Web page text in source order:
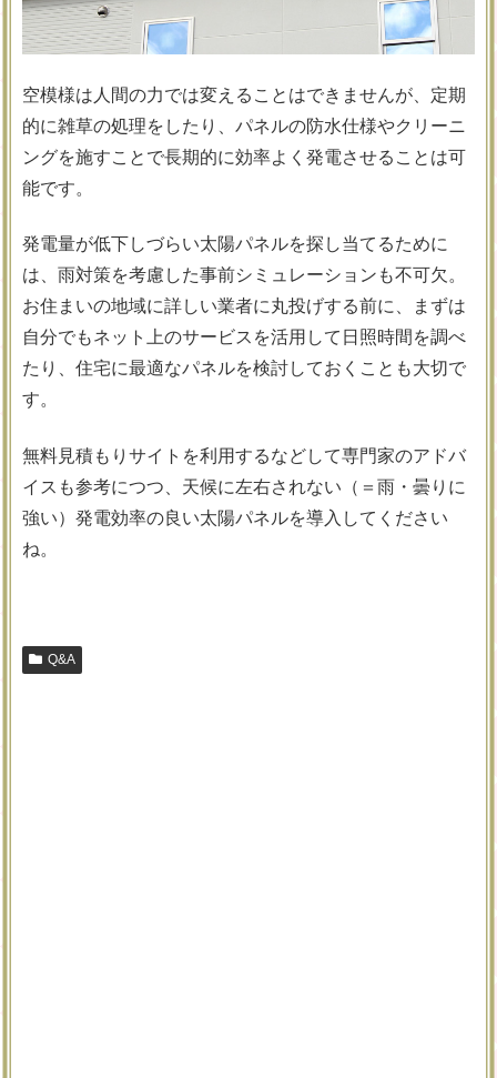
空模様は人間の力では変えることはできませんが、定期
的に雑草の処理をしたり、パネルの防水仕様やクリーニ
ングを施すことで長期的に効率よく発電させることは可
能です。
発電量が低下しづらい太陽パネルを探し当てるために
は、雨対策を考慮した事前シミュレーションも不可欠。
お住まいの地域に詳しい業者に丸投げする前に、まずは
自分でもネット上のサービスを活用して日照時間を調べ
たり、住宅に最適なパネルを検討しておくことも大切で
す。
無料見積もりサイトを利用するなどして専門家のアドバ
イスも参考につつ、天候に左右されない（＝雨・曇りに
強い）発電効率の良い太陽パネルを導入してください
ね。
Q&A